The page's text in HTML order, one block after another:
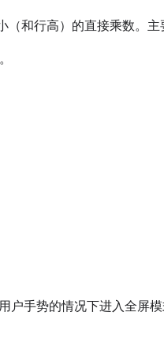
和行高）的直接乘数。主
户手势的情况下进入全屏